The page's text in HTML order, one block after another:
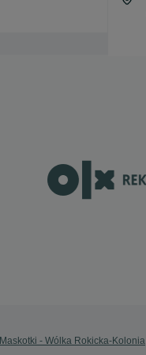
Maskotki - Wólka Rokicka-Kolonia